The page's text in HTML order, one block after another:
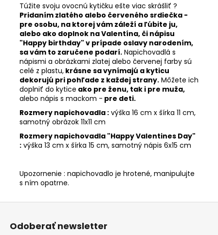
Túžite svoju ovocnú kytičku ešte viac skrášliť ?
Pridaním zlatého alebo červeného srdiečka -
pre osobu, na ktorej vám záleží a ľúbite ju,
alebo ako doplnok na Valentína, či nápisu
"Happy birthday" v prípade oslavy narodením,
sa vám to zaručene podarí. Napichovadlá s
nápismi a obrázkami zlatej alebo červenej farby sú
celé z plastu, krásne sa vynímajú a kyticu
dekorujú pri pohľade z každej strany. Môžete ich
doplniť do kytice ako pre ženu, tak i pre muža,
alebo nápis s mackom - pre deti.
Rozmery napichovadla : výška 16 cm x šírka 11 cm,
samotný obrázok 11x11 cm
Rozmery napichovadla "Happy Valentines Day"
: výška 13 cm x šírka 15 cm, samotný nápis 6x15 cm
Upozornenie : napichovadlo je hrotené, manipulujte
s ním opatrne.
JAHODOVÉ
SRDCE
GOLD
€24,90
Z
Odoberať newsletter